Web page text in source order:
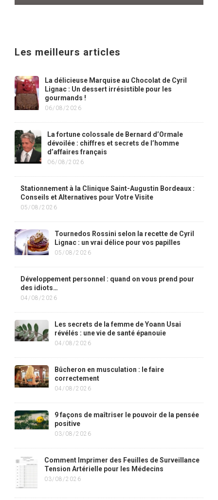
Les meilleurs articles
La délicieuse Marquise au Chocolat de Cyril
Lignac : Un dessert irrésistible pour les
gourmands !
06/08/2026
La fortune colossale de Bernard d’Ormale
dévoilée : chiffres et secrets de l’homme
d’affaires français
06/08/2026
Stationnement à la Clinique Saint-Augustin Bordeaux :
Conseils et Alternatives pour Votre Visite
05/08/2026
Tournedos Rossini selon la recette de Cyril
Lignac : un vrai délice pour vos papilles
05/08/2026
Développement personnel : quand on vous prend pour
des idiots…
04/08/2026
Les secrets de la femme de Yoann Usai
révélés : une vie de santé épanouie
04/08/2026
Bûcheron en musculation : le faire
correctement
04/08/2026
9 façons de maîtriser le pouvoir de la pensée
positive
03/08/2026
Comment Imprimer des Feuilles de Surveillance
Tension Artérielle pour les Médecins
03/08/2026